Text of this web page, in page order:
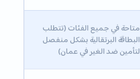
متاحة في جميع الفئات (تتطلب
البطاقة البرتقالية بشكل منفصل
لتأمين ضد الغير في عمان)